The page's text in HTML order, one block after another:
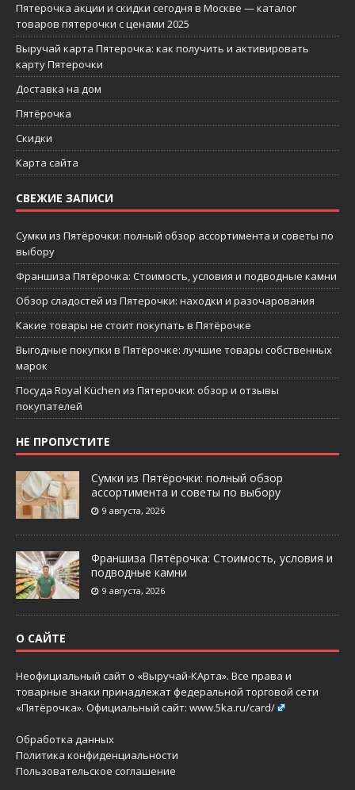
Пятерочка акции и скидки сегодня в Москве — каталог
товаров пятерочки с ценами 2025
Выручай карта Пятерочка: как получить и активировать
карту Пятерочки
Доставка на дом
Пятёрочка
Скидки
Карта сайта
СВЕЖИЕ ЗАПИСИ
Сумки из Пятёрочки: полный обзор ассортимента и советы по
выбору
Франшиза Пятёрочка: Стоимость, условия и подводные камни
Обзор сладостей из Пятерочки: находки и разочарования
Какие товары не стоит покупать в Пятёрочке
Выгодные покупки в Пятёрочке: лучшие товары собственных
марок
Посуда Royal Küchen из Пятерочки: обзор и отзывы
покупателей
НЕ ПРОПУСТИТЕ
Сумки из Пятёрочки: полный обзор
ассортимента и советы по выбору
9 августа, 2026
Франшиза Пятёрочка: Стоимость, условия и
подводные камни
9 августа, 2026
О САЙТЕ
Неофициальный сайт о «Выручай-КАрта». Все права и
товарные знаки принадлежат федеральной торговой сети
«Пятёрочка». Официальный сайт: www.5ka.ru/card/
Обработка данных
Политика конфиденциальности
Пользовательское соглашение